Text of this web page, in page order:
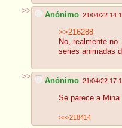
>> Anónimo 21/04/22
>>216288
No, realmente
series animadas
>> Anónimo 21/04/22
Se parece a Mina
>>>218414